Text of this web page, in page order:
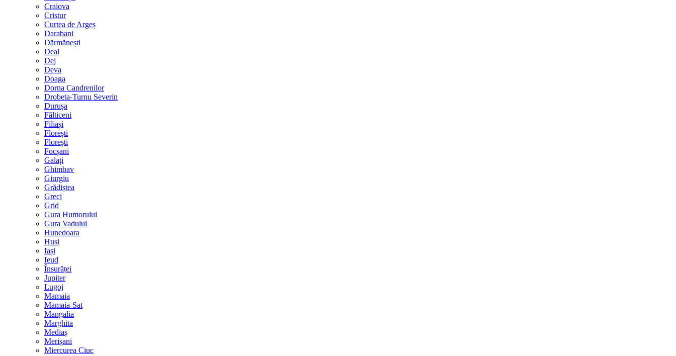
Craiova
Cristur
Curtea de Argeș
Darabani
Dărmănești
Deal
Dej
Deva
Doaga
Dorna Candrenilor
Drobeta-Turnu Severin
Durușa
Fălticeni
Filiași
Florești
Florești
Focșani
Galați
Ghimbav
Giurgiu
Grădiștea
Greci
Grid
Gura Humorului
Gura Vadului
Hunedoara
Huși
Iași
Ieud
Însurăței
Jupiter
Lugoj
Mamaia
Mamaia-Sat
Mangalia
Marghita
Mediaș
Merișani
Miercurea Ciuc